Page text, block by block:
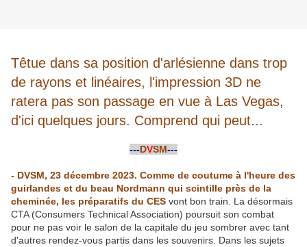
Têtue dans sa position d'arlésienne dans trop
de rayons et linéaires, l'impression 3D ne
ratera pas son passage en vue à Las Vegas,
d'ici quelques jours. Comprend qui peut...
---DVSM---
- DVSM, 23 décembre 2023. Comme de coutume à l'heure des
guirlandes et du beau Nordmann qui scintille près de la
cheminée, les préparatifs du CES vont bon train. La désormais
CTA (Consumers Technical Association) poursuit son combat
pour ne pas voir le salon de la capitale du jeu sombrer avec tant
d'autres rendez-vous partis dans les souvenirs. Dans les sujets